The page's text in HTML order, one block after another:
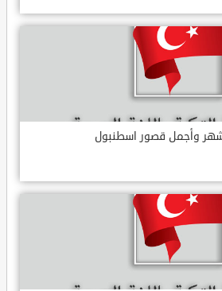
وأجمل قصور اسطنبول